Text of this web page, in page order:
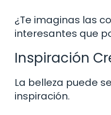
¿Te imaginas las
interesantes que
Inspiración
La belleza puede
inspiración.